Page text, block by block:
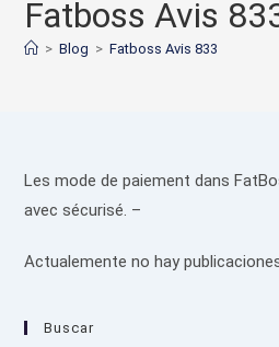
Fatboss Avis
> Blog > Fatboss Avis 833
Les mode de paiement dans
avec sécurisé. –
Actualemente no hay
Buscar